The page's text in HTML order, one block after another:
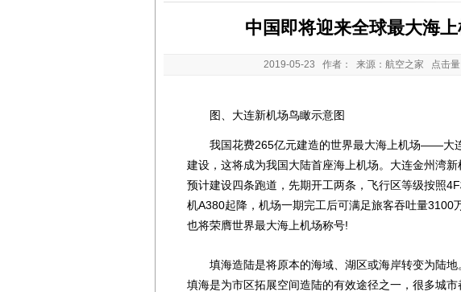
中国即将迎来全球最大海
2019-05-23 作者： 来源：航空之家 点击量
图、大连新机场鸟瞰示意图
我国花费265亿元建造的世界最大海上机场——大
建设，这将成为我国大陆首座海上机场。大连金州湾
预计建设四条跑道，先期开工两条，飞行区等级按照
机A380起降，机场一期完工后可满足旅客吞吐量3100
也将荣膺世界最大海上机场称号!
填海造陆是将原本的海域、湖区或海岸转变为陆地
填海是为市区拓展空间造陆的有效途径之一，很多城